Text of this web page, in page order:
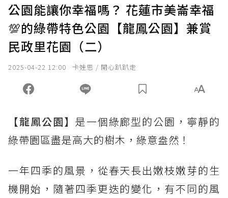
公園能讓你幸福嗎？ 花蓮市美崙幸福
💯的綠帶特色公園【龍鳳公園】兼賞
民政里花園（二）
2025-04-22 12:00 卡娃思 / 開心趴趴走
【龍鳳公園】 是一個綠廊型的公園， 寧靜的
綠帶園區盡是高大的樹木，綠意盎然！
一年四季的風景，從春天長出嫩枝嫩芽的生
機開始，隨著四季更迭的變化，有不同的風